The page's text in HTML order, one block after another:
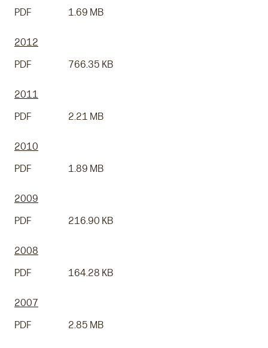
PDF
1.69 MB
2012
PDF
766.35 KB
2011
PDF
2.21 MB
2010
PDF
1.89 MB
2009
PDF
216.90 KB
2008
PDF
164.28 KB
2007
PDF
2.85 MB